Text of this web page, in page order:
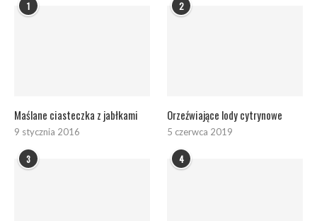
1
Maślane ciasteczka z jabłkami
9 stycznia 2016
2
Orzeźwiające lody cytrynowe
5 czerwca 2019
3 4